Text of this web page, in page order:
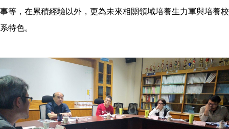
事等，在累積經驗以外，更為未來相關領域培養生力軍與培養校
系特色。